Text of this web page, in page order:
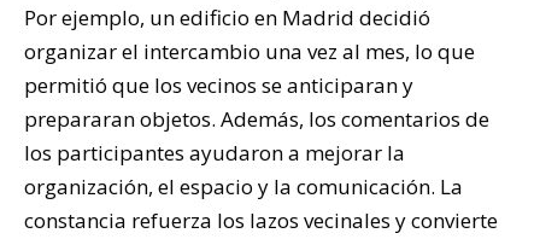
Por ejemplo, un edificio en Madrid decidió
organizar el intercambio una vez al mes, lo que
permitió que los vecinos se anticiparan y
prepararan objetos. Además, los comentarios de
los participantes ayudaron a mejorar la
organización, el espacio y la comunicación. La
constancia refuerza los lazos vecinales y convierte